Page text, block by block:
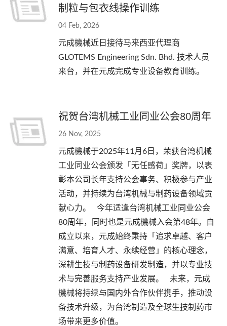
制粒与包衣线操作训练
04 Feb, 2026
元成機械近日接待马来西亚代理商
GLOTEMS Engineering Sdn. Bhd. 技术人员
来台，并在元成完成专业设备教育训练。
祝贺台湾机械工业同业公会80周年
26 Nov, 2025
元成機械于2025年11月6日，荣获台湾机械
工业同业公会颁发「无任感荷」奖牌，以表
彰本公司长年支持公会事务、积极参与产业
活动，并持续为台湾机械与制药设备领域贡
献心力。 今年适逢台湾机械工业同业公会
80周年，同时也是元成機械入会第48年。自
成立以来，元成始终秉持「追求卓越、客户
满意、培育人才、永续经营」的核心理念，
深耕生技与制药设备研发制造，并以专业技
术与完善服务支持产业发展。 未来，元成
機械将持续与国内外合作伙伴携手，推动设
备技术升级，为台湾制造及全球生技制药市
场带来更多价值。